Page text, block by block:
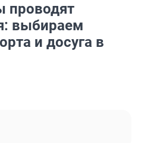
проводят
выбираем
и досуга в